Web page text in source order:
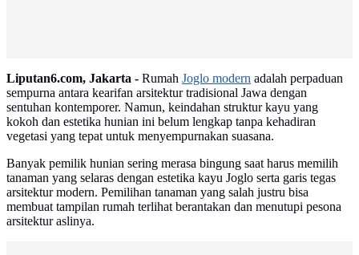
Liputan6.com, Jakarta - Rumah Joglo modern adalah perpaduan
sempurna antara kearifan arsitektur tradisional Jawa dengan
sentuhan kontemporer. Namun, keindahan struktur kayu yang
kokoh dan estetika hunian ini belum lengkap tanpa kehadiran
vegetasi yang tepat untuk menyempurnakan suasana.
Banyak pemilik hunian sering merasa bingung saat harus memilih
tanaman yang selaras dengan estetika kayu Joglo serta garis tegas
arsitektur modern. Pemilihan tanaman yang salah justru bisa
membuat tampilan rumah terlihat berantakan dan menutupi pesona
arsitektur aslinya.